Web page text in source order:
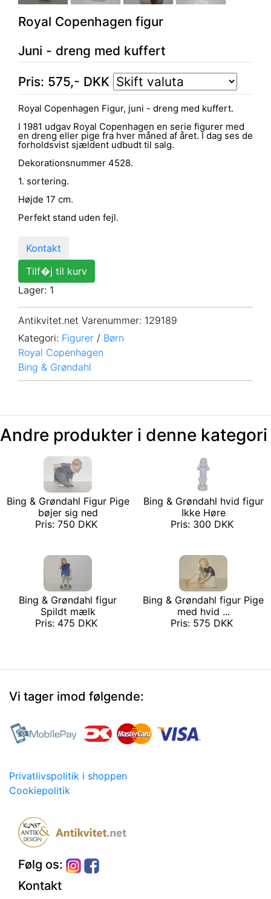
Royal Copenhagen figur
Juni - dreng med kuffert
Pris: 575,- DKK
Royal Copenhagen Figur, juni - dreng med kuffert.
I 1981 udgav Royal Copenhagen en serie figurer med
en dreng eller pige fra hver måned af året. I dag ses de
forholdsvist sjældent udbudt til salg.
Dekorationsnummer 4528.
1. sortering.
Højde 17 cm.
Perfekt stand uden fejl.
Kontakt
Tilf�j til kurv
Lager: 1
Antikvitet.net Varenummer: 129189
Kategori: Figurer / Børn
Royal Copenhagen
Bing & Grøndahl
Andre produkter i denne kategori
Bing & Grøndahl Figur Pige
bøjer sig ned
Pris: 750 DKK
Bing & Grøndahl hvid figur
Ikke Høre
Pris: 300 DKK
Bing & Grøndahl figur
Spildt mælk
Pris: 475 DKK
Bing & Grøndahl figur Pige
med hvid ...
Pris: 575 DKK
Vi tager imod følgende:
Privatlivspolitik i shoppen
Cookiepolitik
Følg os:
Kontakt